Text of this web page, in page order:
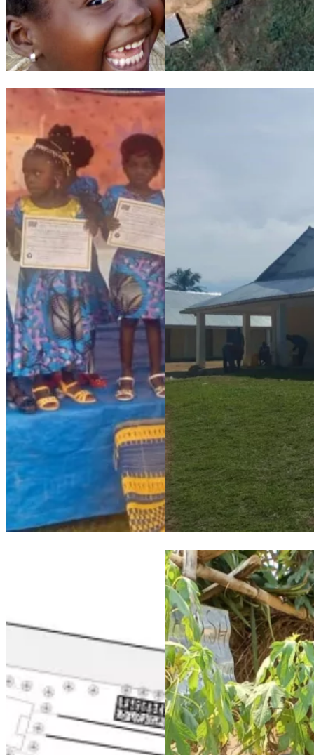
Le Suore Francescane Angeline e i bambini della scuola di
Maison de Paix: stato
Chiusura dell’anno scolastico 2022-2023 alla scuola di
Maison de Paix: stato